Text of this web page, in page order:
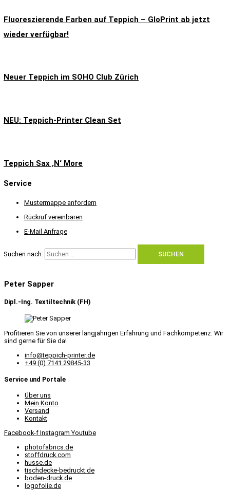
Fluoreszierende Farben auf Teppich – GloPrint ab jetzt
wieder verfügbar!
Neuer Teppich im SOHO Club Zürich
NEU: Teppich-Printer Clean Set
Teppich Sax ‚N‘ More
Service
Mustermappe anfordern
Rückruf vereinbaren
E-Mail Anfrage
Suchen nach:
Peter Sapper
Dipl.-Ing. Textiltechnik (FH)
Profitieren Sie von unserer langjährigen Erfahrung und Fachkompetenz. Wir
sind gerne für Sie da!
info@teppich-printer.de
+49 (0) 7141 29845-33
Service und Portale
Über uns
Mein Konto
Versand
Kontakt
Facebook-f Instagram Youtube
photofabrics.de
stoffdruck.com
husse.de
tischdecke-bedruckt.de
boden-druck.de
logofolie.de